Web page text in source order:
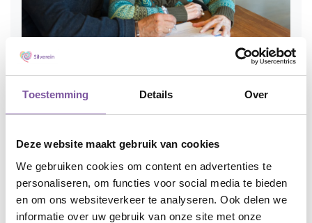
Toestemming Details Over
Deze website maakt gebruik van cookies
We gebruiken cookies om content en advertenties te
personaliseren, om functies voor social media te bieden
en om ons websiteverkeer te analyseren. Ook delen we
informatie over uw gebruik van onze site met onze
persoonsgegevens?
BEKIJK DE PRIVACYVERKLARING